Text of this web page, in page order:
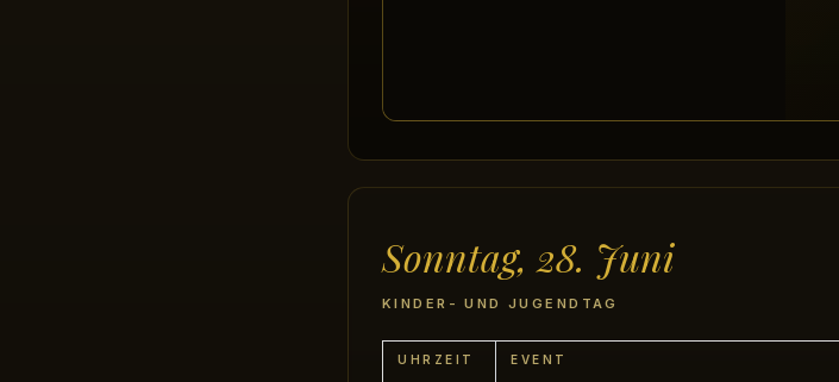
Sonntag, 28. Juni
KINDER- UND JUGENDTAG
UHRZEIT EVENT